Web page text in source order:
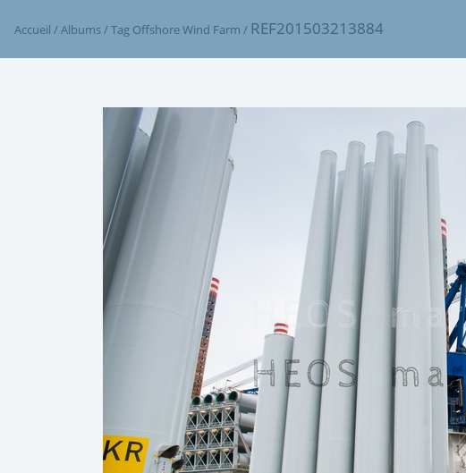
Accueil /Albums/Tag Offshore Wind Farm / REF201503213884